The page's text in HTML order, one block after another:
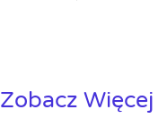
Zobacz Więcej